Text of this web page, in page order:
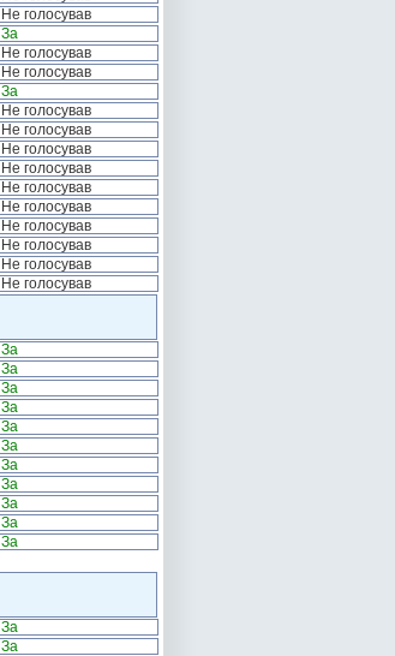
Не голосував
За
Не голосував
Не голосував
За
Не голосував
Не голосував
Не голосував
Не голосував
Не голосував
Не голосував
Не голосував
Не голосував
Не голосував
Не голосував
За
За
За
За
За
За
За
За
За
За
За
За
За